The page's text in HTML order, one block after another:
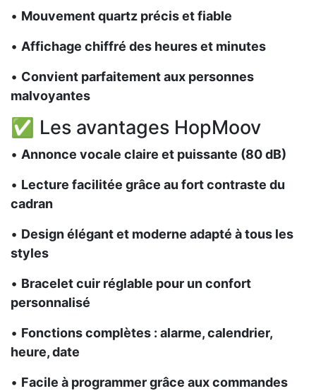
• Mouvement quartz précis et fiable
• Affichage chiffré des heures et minutes
• Convient parfaitement aux personnes
malvoyantes
✅ Les avantages HopMoov
• Annonce vocale claire et puissante (80 dB)
• Lecture facilitée grâce au fort contraste du
cadran
• Design élégant et moderne adapté à tous les
styles
• Bracelet cuir réglable pour un confort
personnalisé
• Fonctions complètes : alarme, calendrier,
heure, date
• Facile à programmer grâce aux commandes